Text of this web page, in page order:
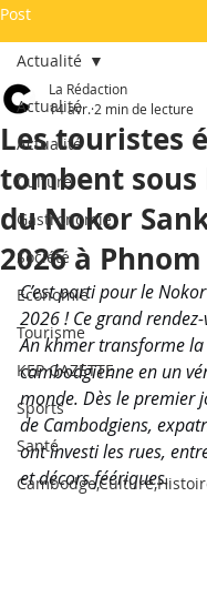
Post
Actualité
Actualité
Culture
Gastronomie
Société
Economie
Tourisme
KEP GAZETTE
Sports
Santé
Actualité
Les touristes
tombent sous
du Nokor
2026 à
La Rédaction
14 avr. 2 min de lecture
C’est parti pour le
2026 ! Ce grand
An khmer transforme
cambodgienne en un
monde. Dès le premier
de Cambodgiens,
ont investi les rues,
et décors féériques.